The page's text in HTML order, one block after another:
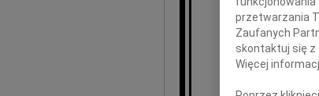
przetwarzania
Zaufanych
skontaktuj się z
Więcej